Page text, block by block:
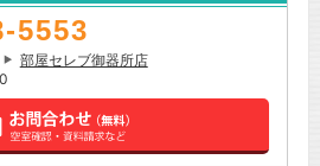
5553
部屋セレブ御器所店